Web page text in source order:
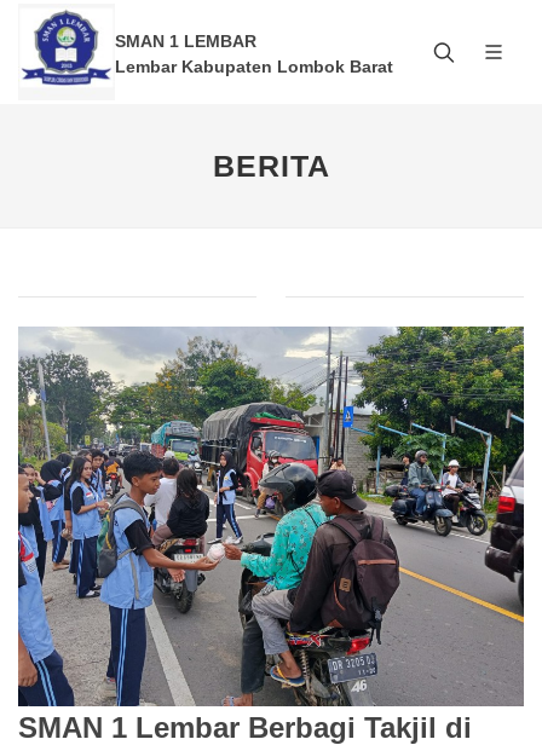
SMAN 1 LEMBAR
Lembar Kabupaten Lombok Barat
BERITA
SMAN 1 Lembar Berbagi Takjil di